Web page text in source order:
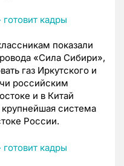
показали
«Сила Сибири»,
газ Иркутского и
российским
и в Китай
система
России.